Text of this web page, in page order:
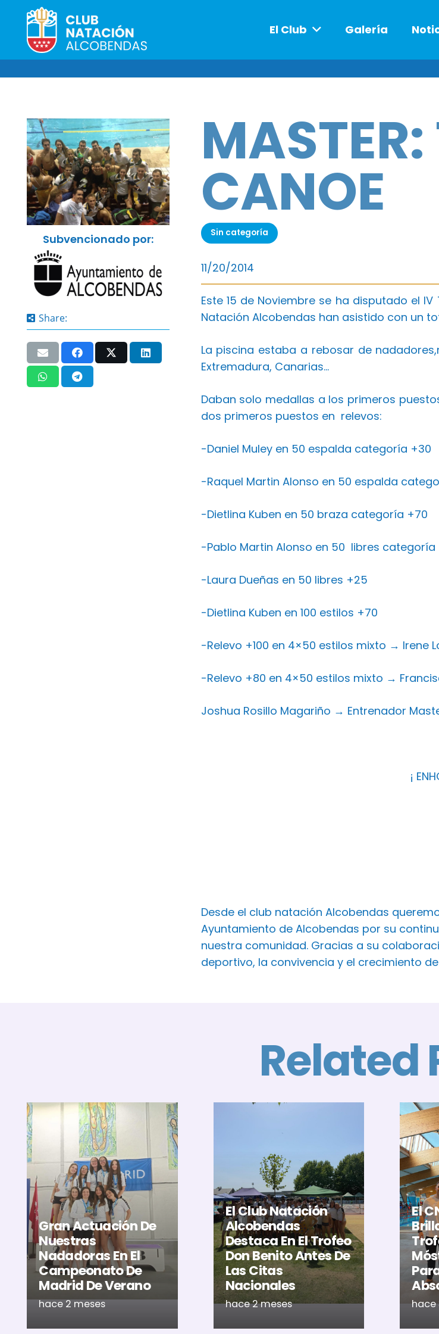
El Club Galería
Subvencionado por:
Share:
MASTER:
CANOE
Sin categoría
11/20/2014
Este 15 de Noviembre se ha disputado el IV
Natación Alcobendas han asistido con un
La piscina estaba a rebosar de
Extremadura, Canarias…
Daban solo medallas a los primeros
dos primeros puestos en relevos:
-Daniel Muley en 50 espalda categoría +30
-Raquel Martin Alonso en 50 espalda
-Dietlina Kuben en 50 braza categoría +70
-Pablo Martin Alonso en 50 libres categoría
-Laura Dueñas en 50 libres +25
-Dietlina Kuben en 100 estilos +70
-Relevo +100 en 4×50 estilos mixto → Irene
-Relevo +80 en 4×50 estilos mixto →
Joshua Rosillo Magariño → Entrenador
¡
Desde el club natación Alcobendas
Ayuntamiento de Alcobendas por su
nuestra comunidad. Gracias a su
deportivo, la convivencia y el crecimiento
Related
Gran Actuación De
Nuestras
Nadadoras En El
Campeonato De
Madrid De Verano
hace 2 meses
El Club Natación
Alcobendas
Destaca En El Trofeo
Don Benito Antes De
Las Citas
Nacionales
hace 2 meses
El
hace